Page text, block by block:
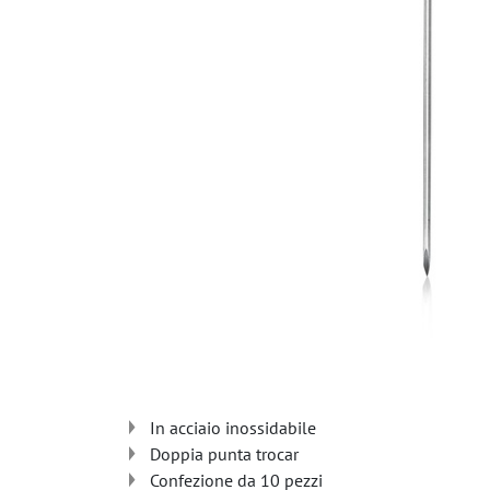
In acciaio inossidabile
Doppia punta trocar
Confezione da 10 pezzi